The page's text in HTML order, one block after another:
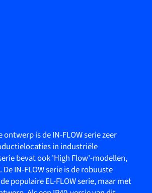
is de IN-FLOW serie zeer
in industriële
bevat ook 'High Flow'-modellen,
IN-FLOW serie is de robuuste
populaire EL-FLOW serie, maar met